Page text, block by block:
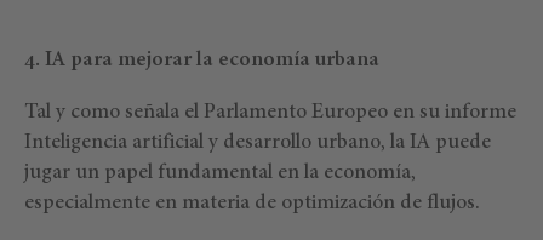
4. IA para mejorar la economía urbana
Tal y como señala el Parlamento Europeo en su informe
Inteligencia artificial y desarrollo urbano, la IA puede
jugar un papel fundamental en la economía,
especialmente en materia de optimización de flujos.